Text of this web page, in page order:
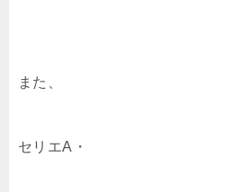
また、
セリエA・